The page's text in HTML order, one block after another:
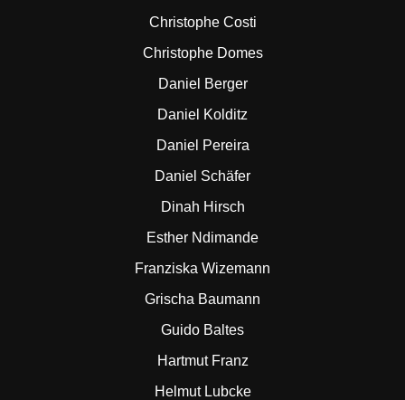
Christophe Costi
Christophe Domes
Daniel Berger
Daniel Kolditz
Daniel Pereira
Daniel Schäfer
Dinah Hirsch
Esther Ndimande
Franziska Wizemann
Grischa Baumann
Guido Baltes
Hartmut Franz
Helmut Lubcke